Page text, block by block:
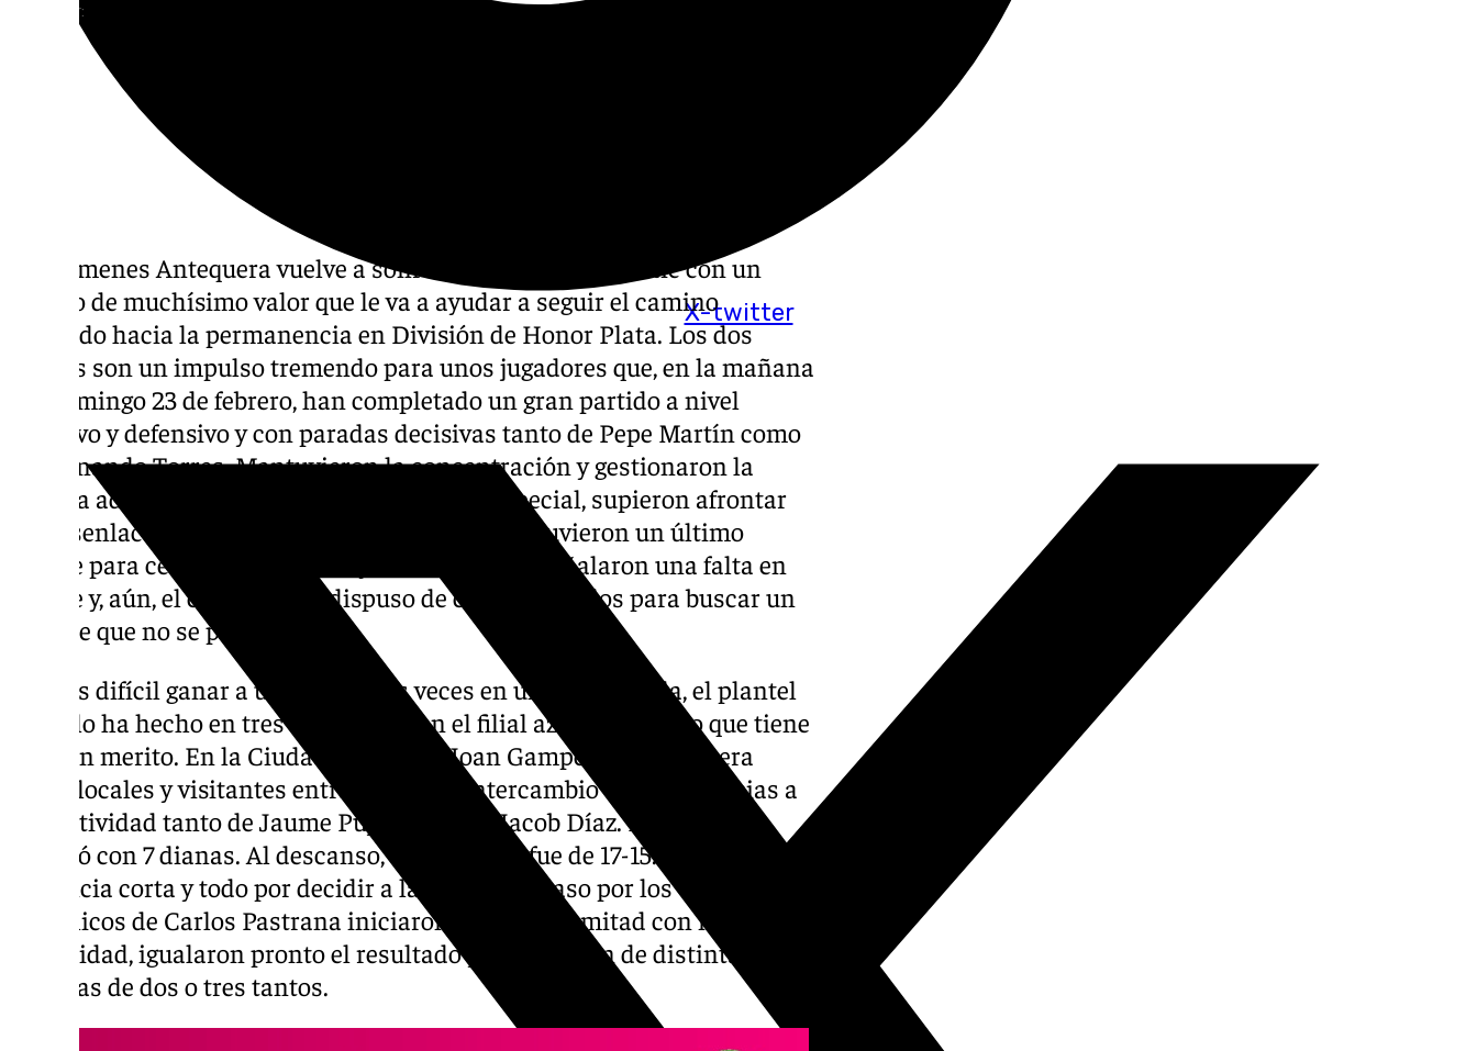
X-twitter
Compartir:
El Dólmenes Antequera vuelve a sonreír ante el Barça Atlètic con un
triunfo de muchísimo valor que le va a ayudar a seguir el camino
marcado hacia la permanencia en División de Honor Plata. Los dos
puntos son un impulso tremendo para unos jugadores que, en la mañana
del domingo 23 de febrero, han completado un gran partido a nivel
ofensivo y defensivo y con paradas decisivas tanto de Pepe Martín como
de Fernando Torres. Mantuvieron la concentración y gestionaron la
ventaja adquirida en la segunda mitad y, en especial, supieron afrontar
un desenlace emocionante en el que, con 28-29, tuvieron un último
ataque para certificar el triunfo y los colegiados señalaron una falta en
ataque y, aún, el cuadro local dispuso de cinco segundos para buscar un
empate que no se produjo.
Si ya es difícil ganar a un equipo dos veces en una temporada, el plantel
verde lo ha hecho en tres ocasiones con el filial azulgrana. Algo que tiene
un gran merito. En la Ciudad Deportiva Joan Gamper, en la primera
parte, locales y visitantes entraron en un intercambio de goles gracias a
la efectividad tanto de Jaume Pujol como de Jacob Díaz. Este último
finalizó con 7 dianas. Al descanso, el marcador fue de 17-15. Una
distancia corta y todo por decidir a la vuelta del paso por los vestuarios.
Los chicos de Carlos Pastrana iniciaron la segunda mitad con mucha
intensidad, igualaron pronto el resultado y dispusieron de distintas
ventajas de dos o tres tantos.